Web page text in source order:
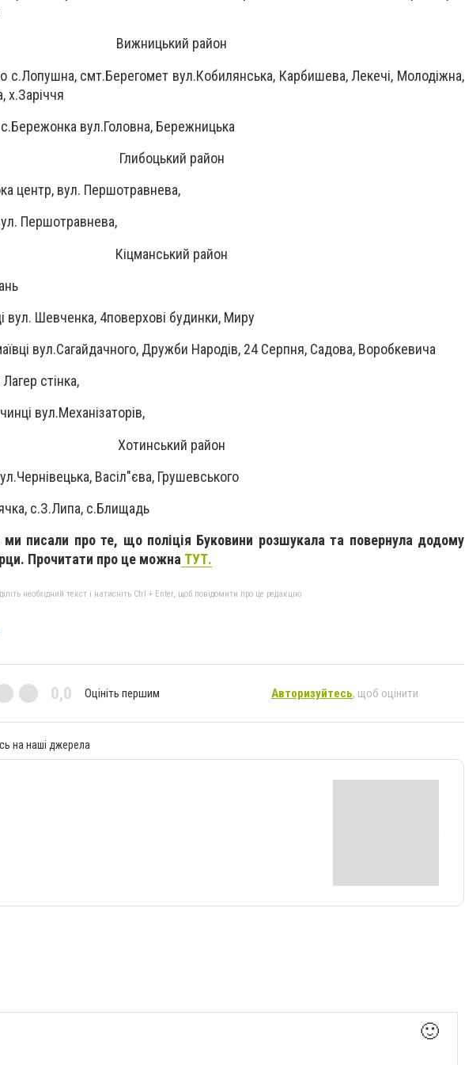
Вижницький район
с.Лопушна, смт.Берегомет вул.Кобилянська, Карбишева, Лекечі, Молодіжна,
х.Заріччя
вул.Головна, Бережницька
Глибоцький район
центр, вул. Першотравнева,
Першотравнева,
Кіцманський район
вул. Шевченка, 4поверхові будинки, Миру
вул.Сагайдачного, Дружби Народів, 24 Серпня, Садова, Воробкевича
стінка,
вул.Механізаторів,
Хотинський район
Васіл"єва, Грушевського
с.З.Липа, с.Блищадь
писали про те, що поліція Буковини розшукала та повернула додому
Прочитати про це можна ТУТ.
необхідний текст і натисніть Ctrl + Enter, щоб повідомити про це редакцію
0,0 Оцініть першим Авторизуйтесь, щоб оцінити
на наші джерела
🙂